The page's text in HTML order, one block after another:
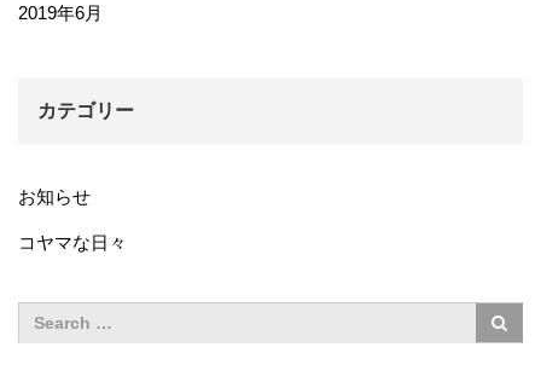
2019年6月
カテゴリー
お知らせ
コヤマな日々